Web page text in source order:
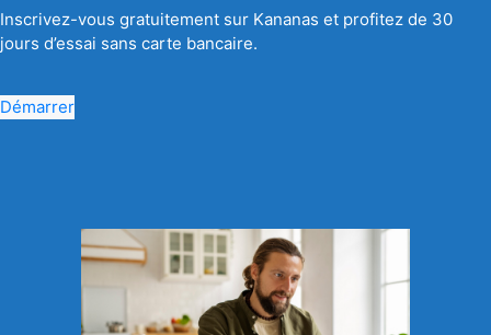
Inscrivez-vous gratuitement sur Kananas et profitez de 30
jours d’essai sans carte bancaire.
Démarrer